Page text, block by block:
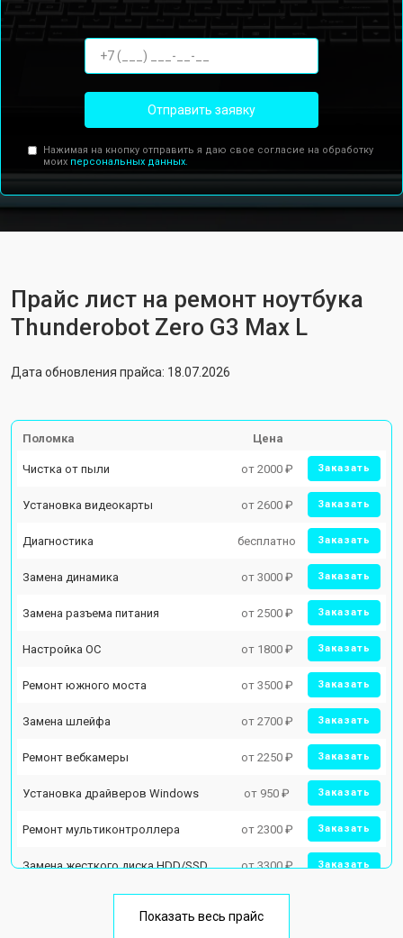
Отправить заявку
Нажимая на кнопку отправить я даю свое согласие на обработку
моих персональных данных.
Прайс лист на ремонт ноутбука
Thunderobot Zero G3 Max L
Дата обновления прайса: 18.07.2026
Поломка Цена
Чистка от пыли от 2000 ₽ Заказать
Установка видеокарты от 2600 ₽ Заказать
Диагностика бесплатно Заказать
Замена динамика от 3000 ₽ Заказать
Замена разъема питания от 2500 ₽ Заказать
Настройка ОС от 1800 ₽ Заказать
Ремонт южного моста от 3500 ₽ Заказать
Замена шлейфа от 2700 ₽ Заказать
Ремонт вебкамеры от 2250 ₽ Заказать
Установка драйверов Windows от 950 ₽ Заказать
Ремонт мультиконтроллера от 2300 ₽ Заказать
Замена жесткого диска HDD/SSD от 3300 ₽ Заказать
Показать весь прайс